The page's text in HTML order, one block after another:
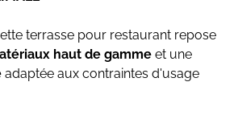
terrasse pour restaurant repose
haut de gamme et une
adaptée aux contraintes d'usage